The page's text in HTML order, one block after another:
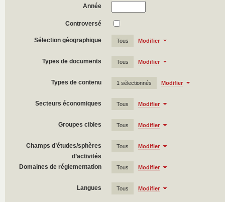
Année
Controversé
Sélection géographique Tous Modifier
Types de documents Tous Modifier
Types de contenu 1 sélectionnés Modifier
Secteurs économiques Tous Modifier
Groupes cibles Tous Modifier
Champs d’études/sphères
d’activités
Tous Modifier
Domaines de réglementation Tous Modifier
Langues Tous Modifier